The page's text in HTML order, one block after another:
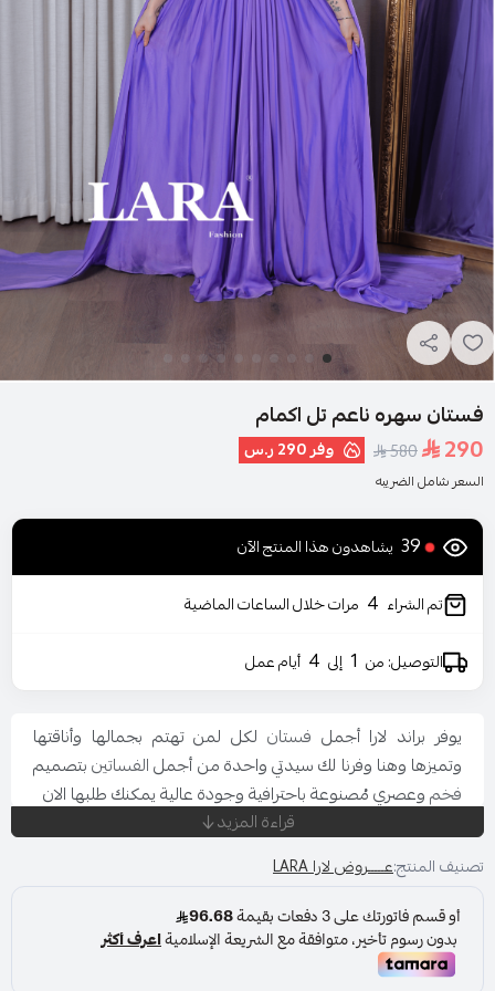
فستان سهره ناعم تل اكمام
290
580 وفر290 ر.س
السعر شامل الضريبه
39 يشاهدون هذا المنتج الآن
تم الشراء 4 مرات خلال الساعات الماضية
التوصيل: من 1 إلى 4 أيام عمل
يوفر براند لارا أجمل فستان لكل لمن تهتم بجمالها وأناقتها
وتميزها وهنا وفرنا لك سيدتي واحدة من أجملالفساتينبتصميم
فخموعصري مُصنوعة باحترافية وجودة عالية يمكنك طلبها الان
المناسبة: حفل - خطوبة - زواج
المقاس : متعددة
قصة العنق :7
نوع القماش : سلك شيفون حرير
الاكمام : طويله كيب
قراءة المزيد
تصنيف المنتج:عـــــروض لارا LARA